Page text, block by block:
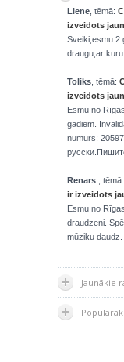
Liene , tēmā:
izveidots
Sveiki,esmu 2
draugu,ar
Toliks , tēmā:
izveidots
Esmu no
gadiem.
numurs:
Renars , tēmā:
ir izveidots
Esmu no
draudzeni.
mūziku daudz.
Jaunākie